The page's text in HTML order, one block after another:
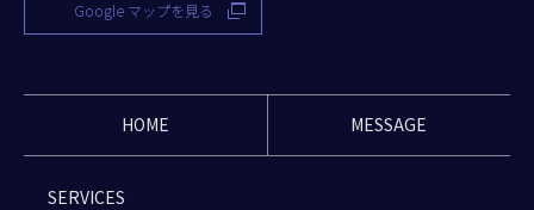
Google マップを見る
HOME MESSAGE
SERVICES